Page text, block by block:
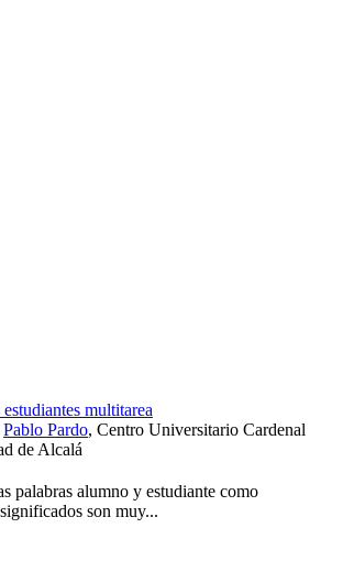
multitarea
Pablo Pardo, Centro Universitario Cardenal
de Alcalá
palabras alumno y estudiante como
son muy...